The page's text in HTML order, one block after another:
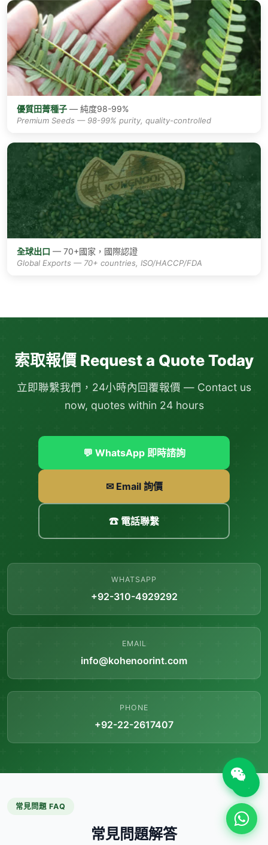
優質田菁種子 — 純度98-99%
Premium Seeds — 98-99% purity, quality-controlled
全球出口 — 70+國家，國際認證
Global Exports — 70+ countries, ISO/HACCP/FDA
索取報價 Request a Quote Today
立即聯繫我們，24小時內回覆報價 — Contact us
now, quotes within 24 hours
💬 WhatsApp 即時諮詢
✉ Email 詢價
☎ 電話聯繫
WHATSAPP
+92-310-4929292
EMAIL
info@kohenoorint.com
PHONE
+92-22-2617407
常見問題 FAQ
常見問題解答